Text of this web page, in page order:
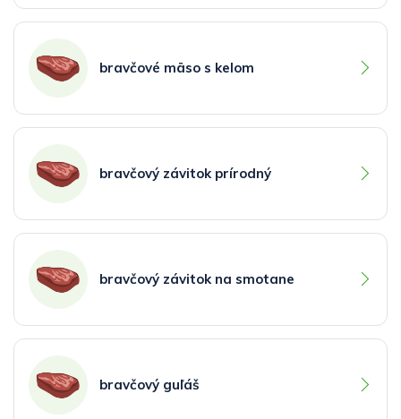
bravčové mäso s kelom
bravčový závitok prírodný
bravčový závitok na smotane
bravčový guľáš